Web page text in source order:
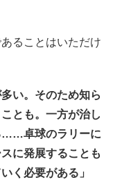
ることはいただけ
い。そのため知ら
とも。一方が治し
……卓球のラリーに
に発展することも
く必要がある」